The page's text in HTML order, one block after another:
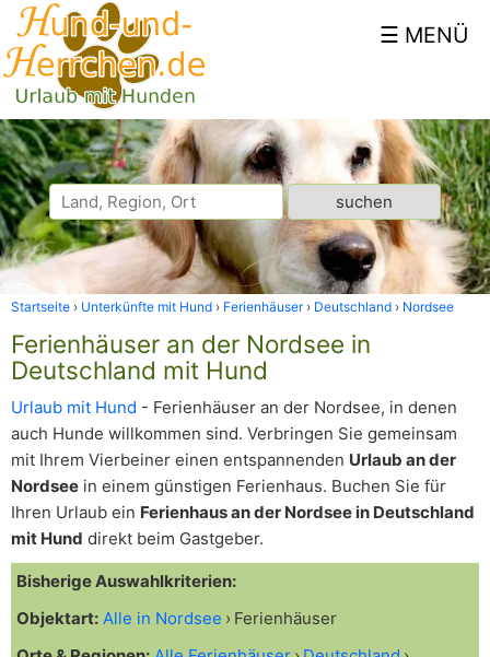
Startseite Unterkünfte mit Hund Ferienhäuser Deutschland Nordsee
Ferienhäuser an der Nordsee in
Deutschland mit Hund
Urlaub mit Hund - Ferienhäuser an der Nordsee, in denen
auch Hunde willkommen sind. Verbringen Sie gemeinsam
mit Ihrem Vierbeiner einen entspannenden Urlaub an der
Nordsee in einem günstigen Ferienhaus. Buchen Sie für
Ihren Urlaub ein Ferienhaus an der Nordsee in Deutschland
mit Hund direkt beim Gastgeber.
Bisherige Auswahlkriterien:
Objektart: Alle in Nordsee
Ferienhäuser